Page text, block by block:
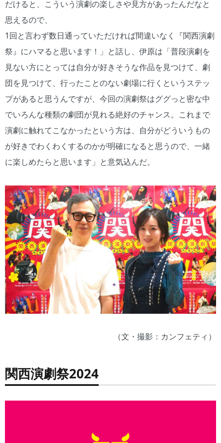
だけると、こういう演劇の楽しさや見方があったんだなと
思えるので、
1回と言わず数日通っていただければ間違いなく『関西演劇
祭』にハマると思います！」と話し、伊原は「普段演劇を
見ない方にとっては自分が好きそうな作品を見つけて、劇
団を見つけて、行ったことのない劇場に行くというステッ
プがあると思うんですが、今回の演劇祭はググっと密な中
でいろんな種類の劇団が見れる絶好のチャンス。これまで
演劇に触れてこなかったという方は、自分がどういうもの
が好きでわくわくするのかが明確になると思うので、一緒
に楽しめたらと思います」と意気込んだ。
（文・撮影：カンフェティ）
関西演劇祭2024